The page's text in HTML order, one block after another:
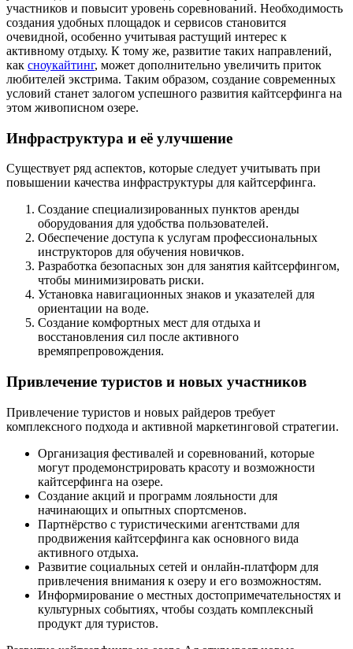
участников и повысит уровень соревнований. Необходимость
создания удобных площадок и сервисов становится
очевидной, особенно учитывая растущий интерес к
активному отдыху. К тому же, развитие таких направлений,
как сноукайтинг, может дополнительно увеличить приток
любителей экстрима. Таким образом, создание современных
условий станет залогом успешного развития кайтсерфинга на
этом живописном озере.
Инфраструктура и её улучшение
Существует ряд аспектов, которые следует учитывать при
повышении качества инфраструктуры для кайтсерфинга.
Создание специализированных пунктов аренды
оборудования для удобства пользователей.
Обеспечение доступа к услугам профессиональных
инструкторов для обучения новичков.
Разработка безопасных зон для занятия кайтсерфингом,
чтобы минимизировать риски.
Установка навигационных знаков и указателей для
ориентации на воде.
Создание комфортных мест для отдыха и
восстановления сил после активного
времяпрепровождения.
Привлечение туристов и новых участников
Привлечение туристов и новых райдеров требует
комплексного подхода и активной маркетинговой стратегии.
Организация фестивалей и соревнований, которые
могут продемонстрировать красоту и возможности
кайтсерфинга на озере.
Создание акций и программ лояльности для
начинающих и опытных спортсменов.
Партнёрство с туристическими агентствами для
продвижения кайтсерфинга как основного вида
активного отдыха.
Развитие социальных сетей и онлайн-платформ для
привлечения внимания к озеру и его возможностям.
Информирование о местных достопримечательностях и
культурных событиях, чтобы создать комплексный
продукт для туристов.